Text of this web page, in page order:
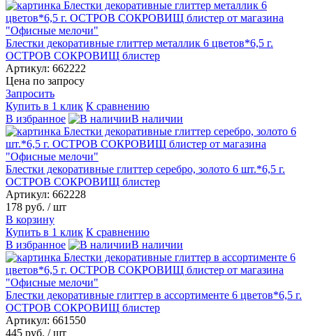
Блестки декоративные глиттер металлик 6 цветов*6,5 г.
ОСТРОВ СОКРОВИЩ блистер
Артикул: 662222
Цена по запросу
Запросить
Купить в 1 клик К сравнению
В избранное
В наличии
Блестки декоративные глиттер серебро, золото 6 шт.*6,5 г.
ОСТРОВ СОКРОВИЩ блистер
Артикул: 662228
178 руб. / шт
В корзину
Купить в 1 клик К сравнению
В избранное
В наличии
Блестки декоративные глиттер в ассортименте 6 цветов*6,5 г.
ОСТРОВ СОКРОВИЩ блистер
Артикул: 661550
445 руб. / шт